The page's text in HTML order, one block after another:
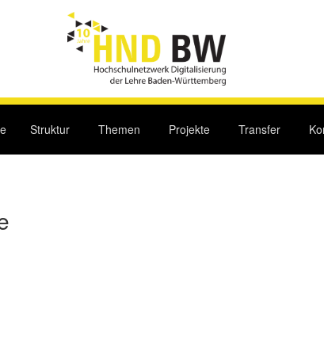
Struktur Themen Projekte Transfer